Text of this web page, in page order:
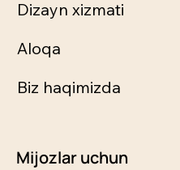
Dizayn xizmati
Aloqa
Biz haqimizda
Mijozlar uchun